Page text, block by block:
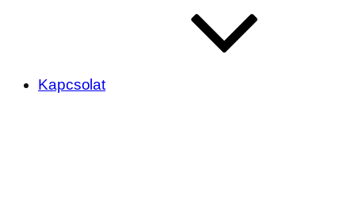
Kapcsolat